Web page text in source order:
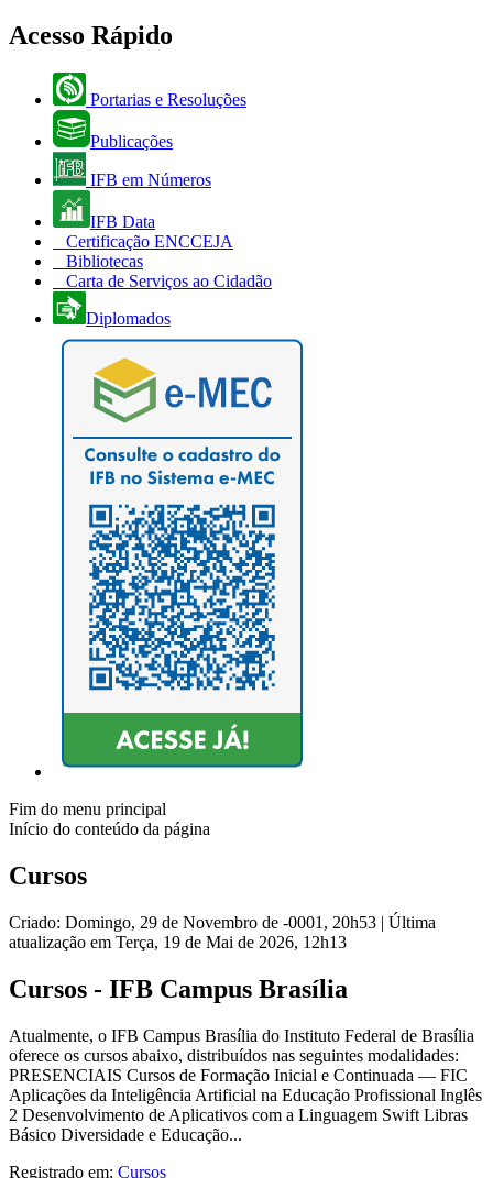
Acesso Rápido
Portarias e Resoluções
Publicações
IFB em Números
IFB Data
Certificação ENCCEJA
Bibliotecas
Carta de Serviços ao Cidadão
Diplomados
Fim do menu principal
Início do conteúdo da página
Cursos
Criado: Domingo, 29 de Novembro de -0001, 20h53 | Última
atualização em Terça, 19 de Mai de 2026, 12h13
Cursos - IFB Campus Brasília
Atualmente, o IFB Campus Brasília do Instituto Federal de Brasília
oferece os cursos abaixo, distribuídos nas seguintes modalidades:
PRESENCIAIS Cursos de Formação Inicial e Continuada — FIC
Aplicações da Inteligência Artificial na Educação Profissional Inglês
2 Desenvolvimento de Aplicativos com a Linguagem Swift Libras
Básico Diversidade e Educação...
Registrado em: Cursos